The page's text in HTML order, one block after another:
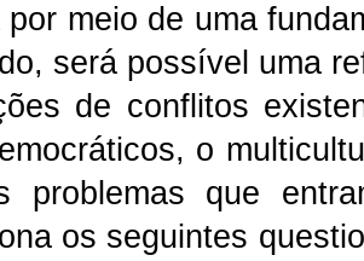
meio de uma
será possível uma
de conflitos
o
problemas que
os seguintes